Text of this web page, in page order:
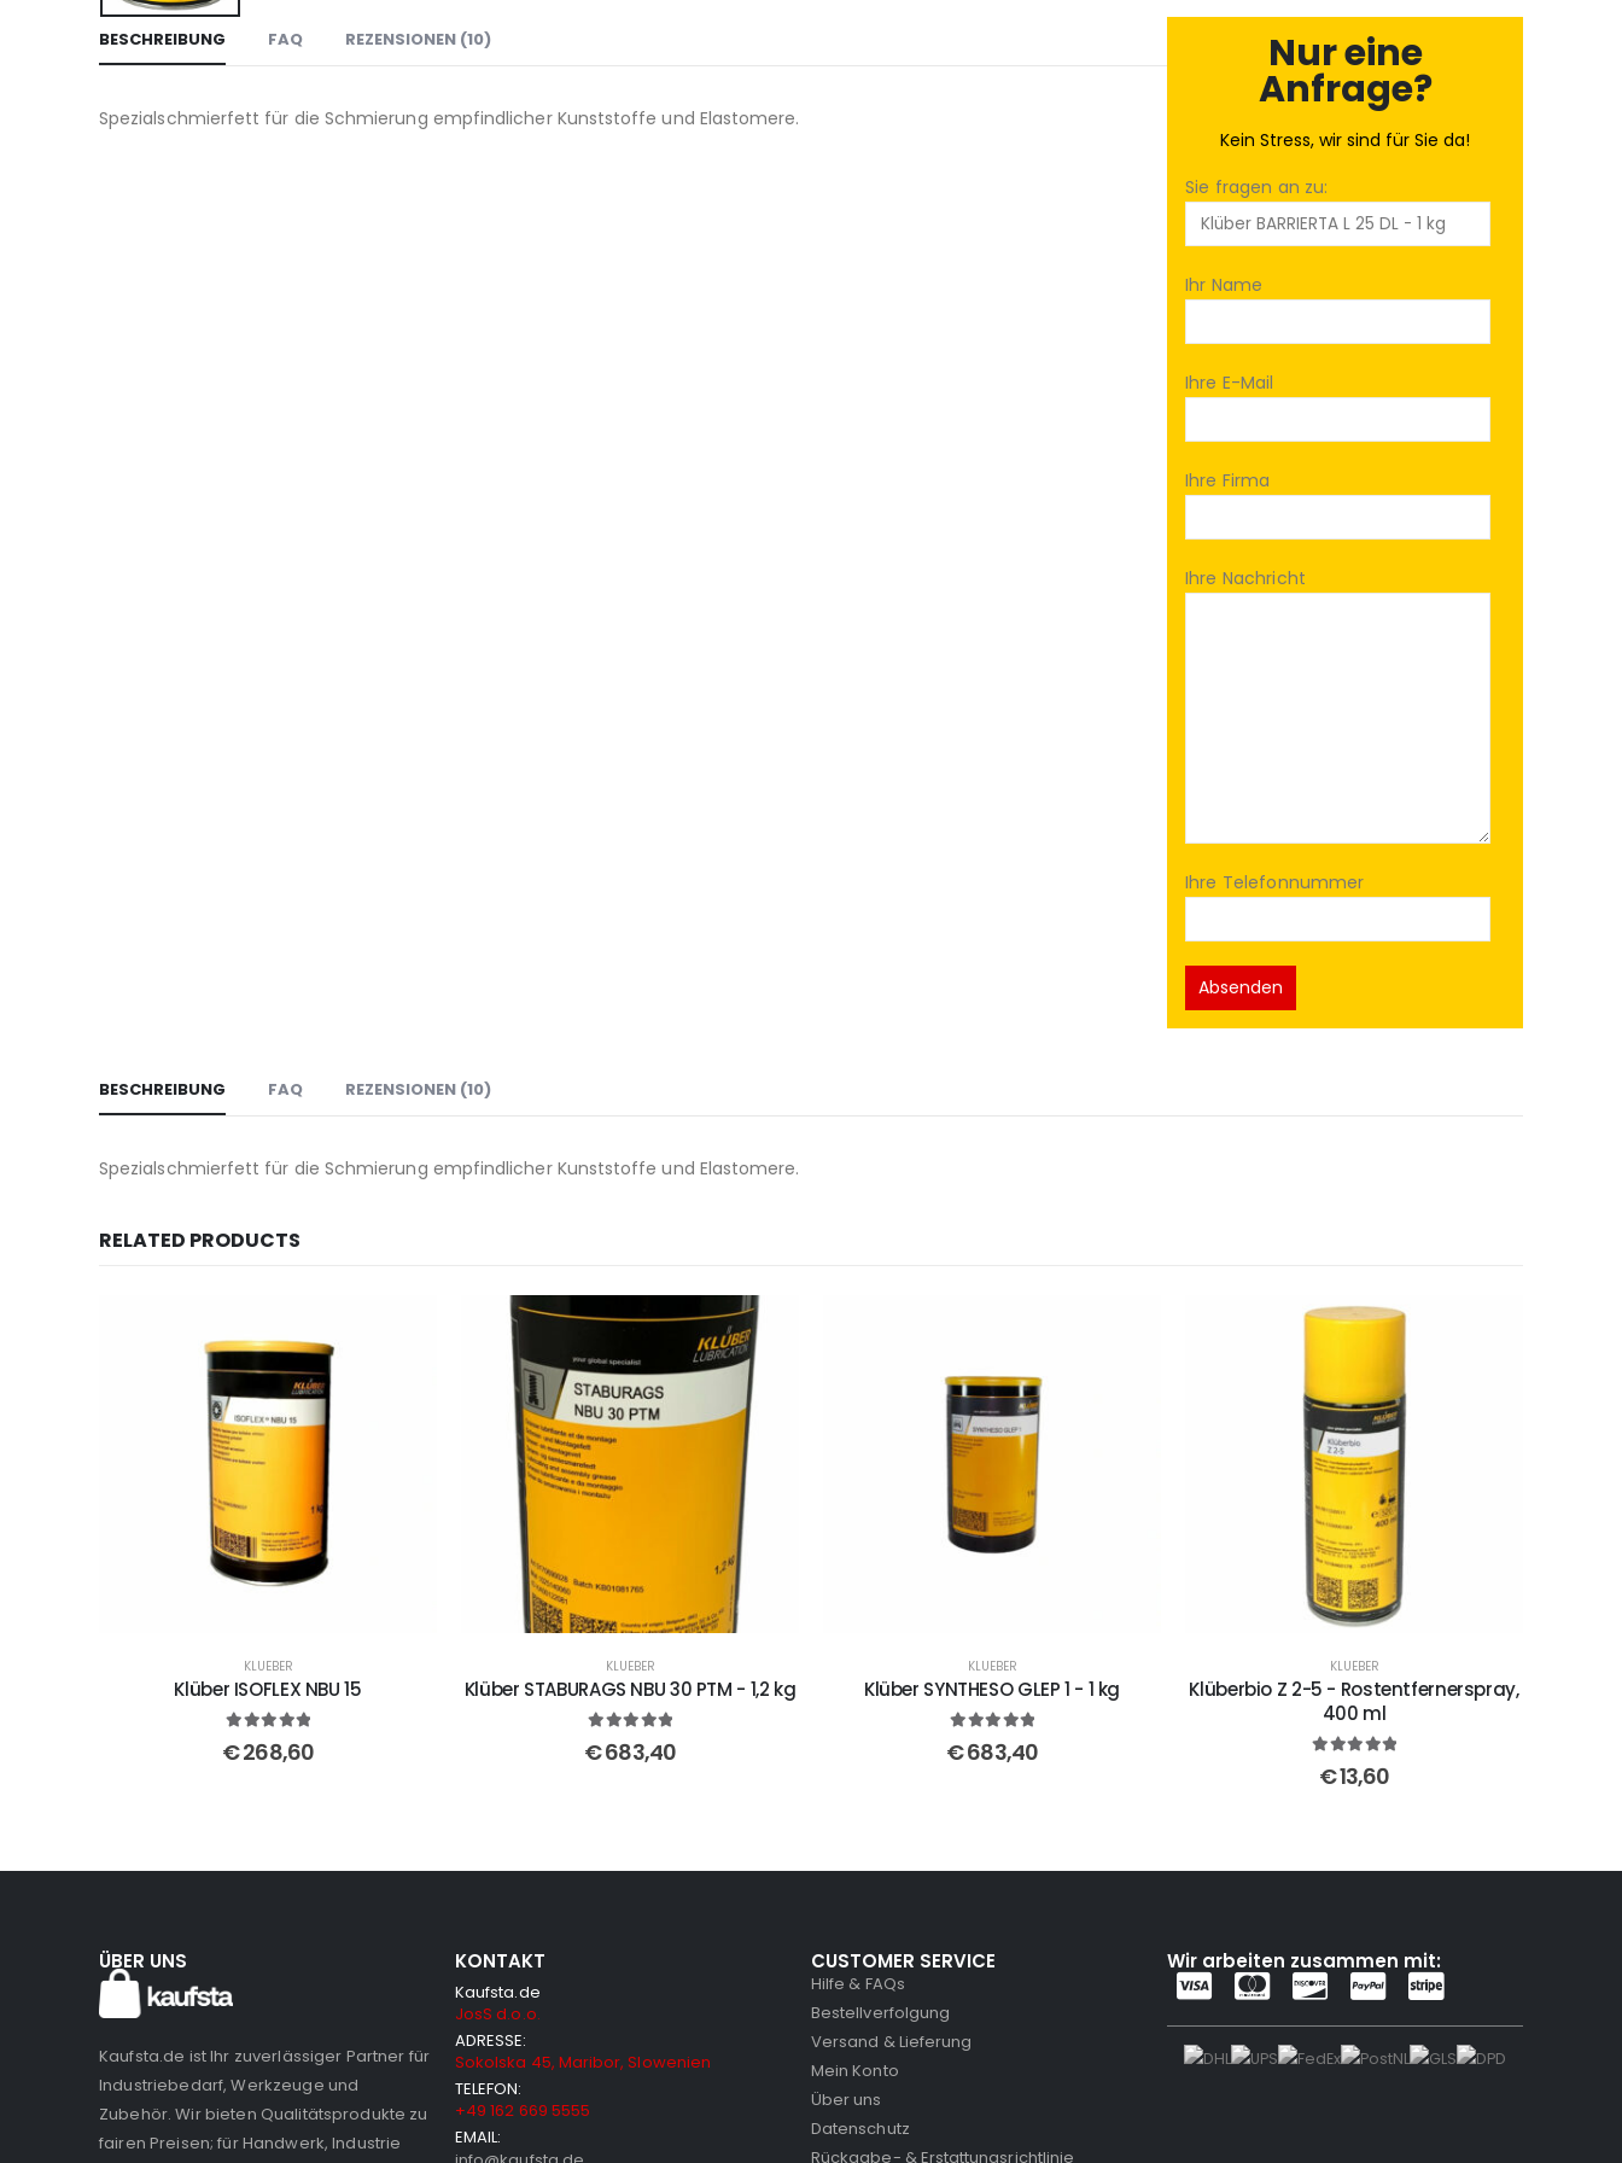
BESCHREIBUNG FAQ REZENSIONEN (10)
Spezialschmierfett für die Schmierung empfindlicher Kunststoffe und Elastomere.
Nur eine
Anfrage?
Kein Stress, wir sind für Sie da!
Sie fragen an zu:
Ihr Name
Ihre E-Mail
Ihre Firma
Ihre Nachricht
Ihre Telefonnummer
BESCHREIBUNG FAQ REZENSIONEN (10)
Spezialschmierfett für die Schmierung empfindlicher Kunststoffe und Elastomere.
RELATED PRODUCTS
KLUEBER
Klüber ISOFLEX NBU 15
out of 5
€268,60
KLUEBER
Klüber STABURAGS NBU 30 PTM - 1,2 kg
out of 5
€683,40
KLUEBER
Klüber SYNTHESO GLEP 1 - 1 kg
out of 5
€683,40
KLUEBER
Klüberbio Z 2-5 - Rostentfernerspray,
400 ml
out of 5
€13,60
ÜBER UNS
Kaufsta.de ist Ihr zuverlässiger Partner für
Industriebedarf, Werkzeuge und
Zubehör. Wir bieten Qualitätsprodukte zu
fairen Preisen; für Handwerk, Industrie
KONTAKT
Kaufsta.de
JosS d.o.o.
ADRESSE:
Sokolska 45, Maribor, Slowenien
TELEFON:
+49 162 669 5555
EMAIL:
CUSTOMER SERVICE
Hilfe & FAQs
Bestellverfolgung
Versand & Lieferung
Mein Konto
Über uns
Datenschutz
Rückgabe- & Erstattungsrichtlinie
Wir arbeiten zusammen mit: